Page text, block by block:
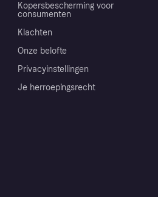
Kopersbescherming voor
consumenten
Klachten
Onze belofte
Privacyinstellingen
Je herroepingsrecht